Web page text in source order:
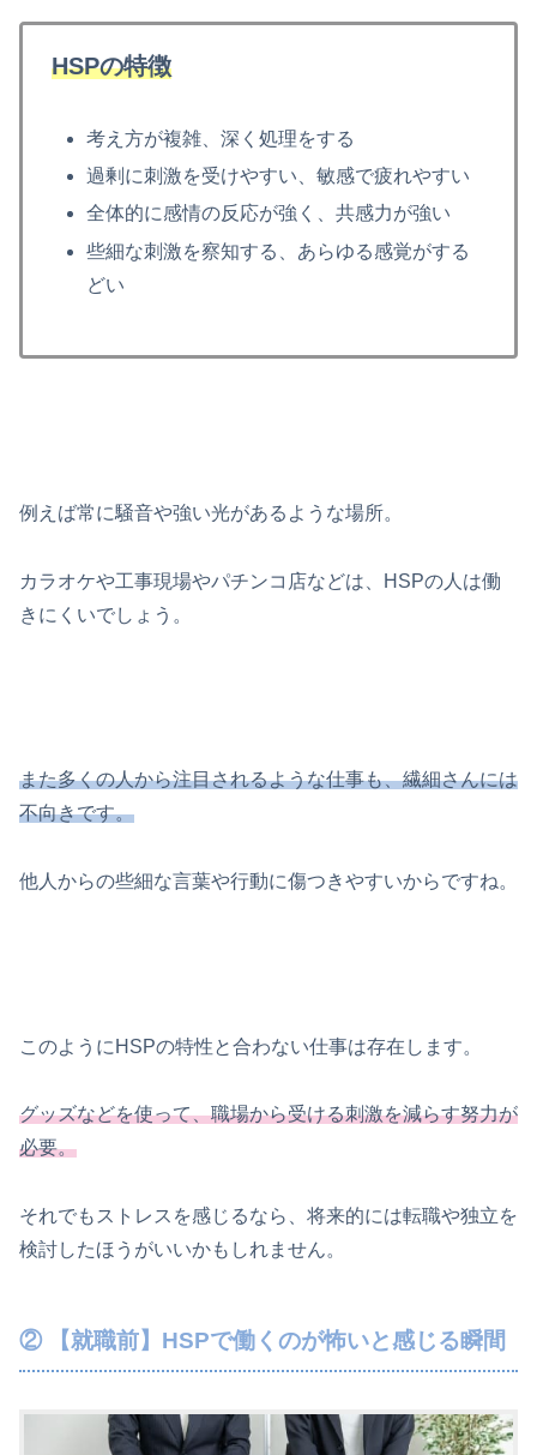
HSPの特徴
考え方が複雑、深く処理をする
過剰に刺激を受けやすい、敏感で疲れやすい
全体的に感情の反応が強く、共感力が強い
些細な刺激を察知する、あらゆる感覚がする
どい
例えば常に騒音や強い光があるような場所。
カラオケや工事現場やパチンコ店などは、HSPの人は働
きにくいでしょう。
また多くの人から注目されるような仕事も、繊細さんには
不向きです。
他人からの些細な言葉や行動に傷つきやすいからですね。
このようにHSPの特性と合わない仕事は存在します。
グッズなどを使って、職場から受ける刺激を減らす努力が
必要。
それでもストレスを感じるなら、将来的には転職や独立を
検討したほうがいいかもしれません。
② 【就職前】HSPで働くのが怖いと感じる瞬間